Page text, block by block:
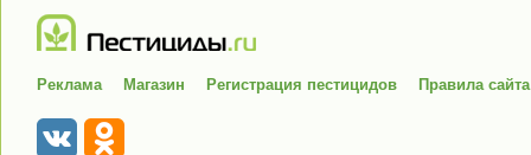
Реклама Магазин Регистрация пестицидов Правила сайта